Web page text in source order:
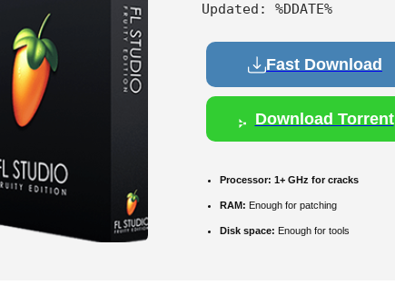
Updated: %DDATE%
Fast Download
Download Torrent
Processor: 1+ GHz for cracks
RAM: Enough for patching
Disk space: Enough for tools